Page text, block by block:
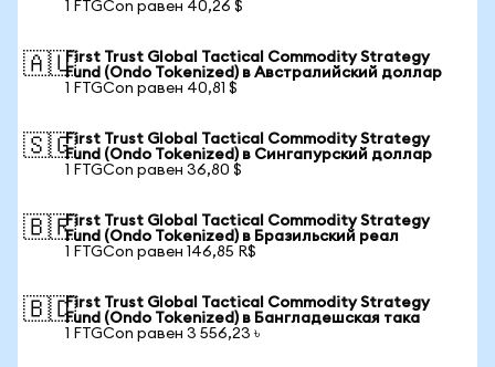
1 FTGCon равен 40,26 $
🇦🇺First Trust Global Tactical Commodity Strategy
Fund (Ondo Tokenized) в Австралийский доллар
1 FTGCon равен 40,81 $
🇸🇬First Trust Global Tactical Commodity Strategy
Fund (Ondo Tokenized) в Сингапурский доллар
1 FTGCon равен 36,80 $
🇧🇷First Trust Global Tactical Commodity Strategy
Fund (Ondo Tokenized) в Бразильский реал
1 FTGCon равен 146,85 R$
🇧🇩First Trust Global Tactical Commodity Strategy
Fund (Ondo Tokenized) в Бангладешская така
1 FTGCon равен 3 556,23 ৳